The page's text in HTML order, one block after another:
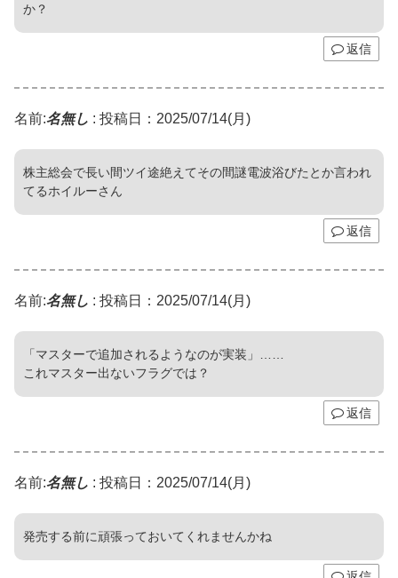
か？
返信
名前:名無し : 投稿日：2025/07/14(月)
株主総会で長い間ツイ途絶えてその間謎電波浴びたとか言われ
てるホイルーさん
返信
名前:名無し : 投稿日：2025/07/14(月)
「マスターで追加されるようなのが実装」……
これマスター出ないフラグでは？
返信
名前:名無し : 投稿日：2025/07/14(月)
発売する前に頑張っておいてくれませんかね